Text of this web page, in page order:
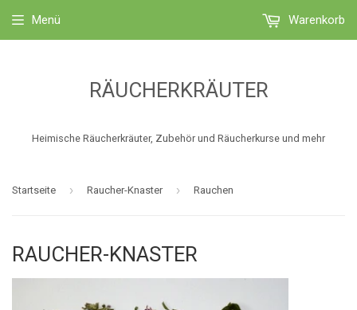
RÄUCHERKRÄUTER
Heimische Räucherkräuter, Zubehör und Räucherkurse und mehr
Menü Warenkorb
Startseite › Raucher-Knaster › Rauchen
RAUCHER-KNASTER